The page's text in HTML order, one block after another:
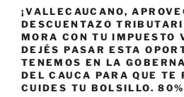
¡VALLECAUCANO,
DESCUENTAZO
MORA CON TU IMPUESTO
DEJÉS PASAR ESTA
TENEMOS EN LA
DEL CAUCA PARA QUE TE
CUIDES TU BOLSILLO.